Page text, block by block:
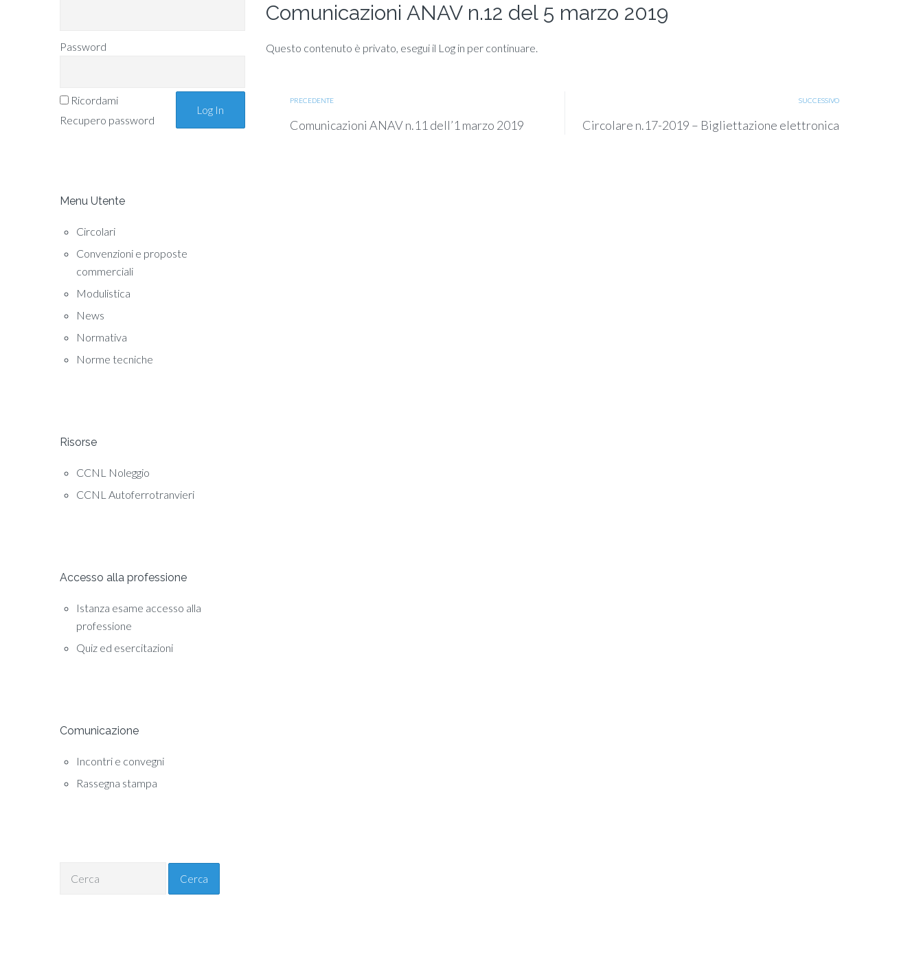
Password
Ricordami
Recupero password
Menu Utente
Circolari
Convenzioni e proposte
commerciali
Modulistica
News
Normativa
Norme tecniche
Risorse
CCNL Noleggio
CCNL Autoferrotranvieri
Accesso alla professione
Istanza esame accesso alla
professione
Quiz ed esercitazioni
Comunicazione
Incontri e convegni
Rassegna stampa
Cerca
Comunicazioni ANAV n.12 del 5 marzo 2019
Questo contenuto è privato, esegui il Log in per continuare.
PRECEDENTE
Comunicazioni ANAV n.11 dell’1 marzo 2019
SUCCESSIVO
Circolare n.17-2019 – Bigliettazione elettronica